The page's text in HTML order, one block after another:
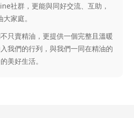
社群，更能與同好交流、互助，
家庭。
只賣精油，更提供一個完整且溫暖
我們的行列，與我們一同在精油的
美好生活。